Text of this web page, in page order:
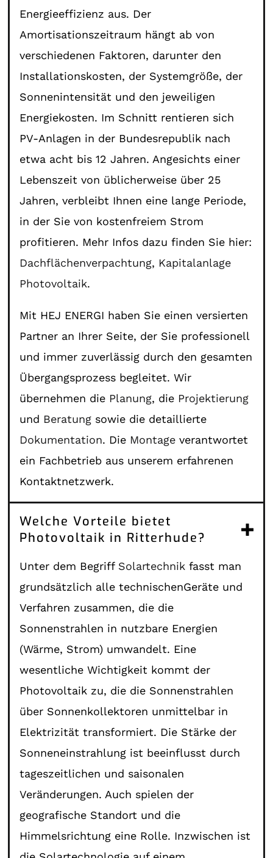
Energieeffizienz aus. Der
Amortisationszeitraum hängt ab von
verschiedenen Faktoren, darunter den
Installationskosten, der Systemgröße, der
Sonnenintensität und den jeweiligen
Energiekosten. Im Schnitt rentieren sich
PV-Anlagen in der Bundesrepublik nach
etwa acht bis 12 Jahren. Angesichts einer
Lebenszeit von üblicherweise über 25
Jahren, verbleibt Ihnen eine lange Periode,
in der Sie von kostenfreiem Strom
profitieren. Mehr Infos dazu finden Sie hier:
Dachflächenverpachtung, Kapitalanlage
Photovoltaik.
Mit HEJ ENERGI haben Sie einen versierten
Partner an Ihrer Seite, der Sie professionell
und immer zuverlässig durch den gesamten
Übergangsprozess begleitet. Wir
übernehmen die Planung, die Projektierung
und Beratung sowie die detaillierte
Dokumentation. Die Montage verantwortet
ein Fachbetrieb aus unserem erfahrenen
Kontaktnetzwerk.
Welche Vorteile bietet
Photovoltaik in Ritterhude?
Unter dem Begriff Solartechnik fasst man
grundsätzlich alle technischenGeräte und
Verfahren zusammen, die die
Sonnenstrahlen in nutzbare Energien
(Wärme, Strom) umwandelt. Eine
wesentliche Wichtigkeit kommt der
Photovoltaik zu, die die Sonnenstrahlen
über Sonnenkollektoren unmittelbar in
Elektrizität transformiert. Die Stärke der
Sonneneinstrahlung ist beeinflusst durch
tageszeitlichen und saisonalen
Veränderungen. Auch spielen der
geografische Standort und die
Himmelsrichtung eine Rolle. Inzwischen ist